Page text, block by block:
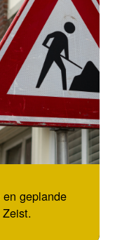
geplande